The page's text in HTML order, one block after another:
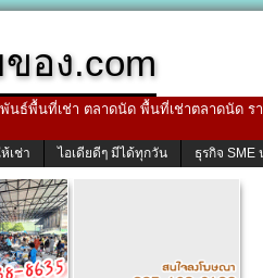
อง.com
นธ์พื้นที่เช่า ตลาดนัด พื้นที่เช่าตลาดนัด
เช่า ไอเดียดีๆ มีได้ทุกวัน ธุรกิจ SME